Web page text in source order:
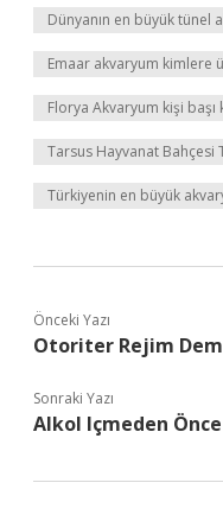
Dünyanın en büyük tünel
Emaar akvaryum kimlere
Florya Akvaryum kişi başı
Tarsus Hayvanat Bahçesi
Türkiyenin en büyük
Önceki Yazı
Otoriter Rejim
Sonraki Yazı
Alkol Içmeden